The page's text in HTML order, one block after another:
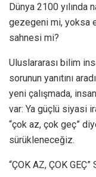
Dünya 2100 yılında
gezegeni mi, yoksa
sahnesi mi?
Uluslararası bilim
sorunun yanıtını
yeni çalışmada,
var: Ya güçlü siyasi
“çok az, çok geç”
sürükleneceğiz.
“ÇOK AZ, ÇOK GEÇ”